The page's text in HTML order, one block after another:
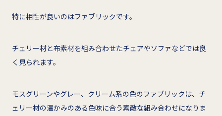
特に相性が良いのはファブリックです。
チェリー材と布素材を組み合わせたチェアやソファなどでは良
く見られます。
モスグリーンやグレー、クリーム系の色のファブリックは、チ
ェリー材の温かみのある色味に合う素敵な組み合わせになりま